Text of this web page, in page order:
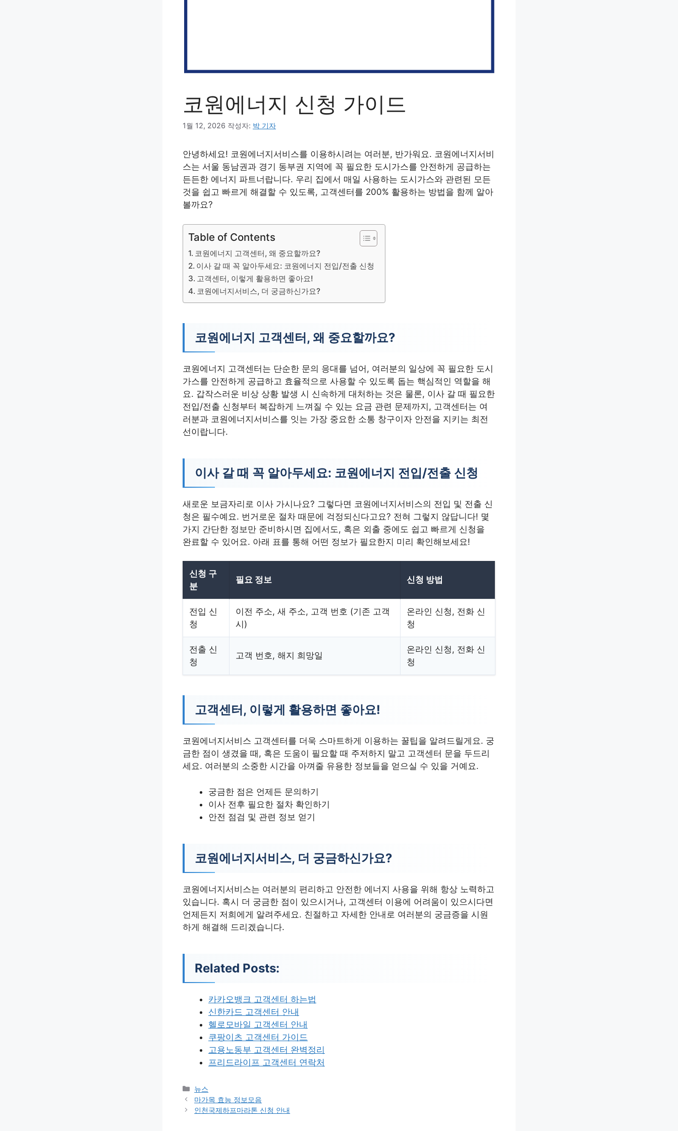
코원에너지 신청 가이드
1월 12, 2026 작성자: 박 기자
안녕하세요! 코원에너지서비스를 이용하시려는 여러분, 반가워요. 코원에너지서비
스는 서울 동남권과 경기 동부권 지역에 꼭 필요한 도시가스를 안전하게 공급하는
든든한 에너지 파트너랍니다. 우리 집에서 매일 사용하는 도시가스와 관련된 모든
것을 쉽고 빠르게 해결할 수 있도록, 고객센터를 200% 활용하는 방법을 함께 알아
볼까요?
Table of Contents
코원에너지 고객센터, 왜 중요할까요?
이사 갈 때 꼭 알아두세요: 코원에너지 전입/전출 신청
고객센터, 이렇게 활용하면 좋아요!
코원에너지서비스, 더 궁금하신가요?
코원에너지 고객센터, 왜 중요할까요?
코원에너지 고객센터는 단순한 문의 응대를 넘어, 여러분의 일상에 꼭 필요한 도시
가스를 안전하게 공급하고 효율적으로 사용할 수 있도록 돕는 핵심적인 역할을 해
요. 갑작스러운 비상 상황 발생 시 신속하게 대처하는 것은 물론, 이사 갈 때 필요한
전입/전출 신청부터 복잡하게 느껴질 수 있는 요금 관련 문제까지, 고객센터는 여
러분과 코원에너지서비스를 잇는 가장 중요한 소통 창구이자 안전을 지키는 최전
선이랍니다.
이사 갈 때 꼭 알아두세요: 코원에너지 전입/전출 신청
새로운 보금자리로 이사 가시나요? 그렇다면 코원에너지서비스의 전입 및 전출 신
청은 필수예요. 번거로운 절차 때문에 걱정되신다고요? 전혀 그렇지 않답니다! 몇
가지 간단한 정보만 준비하시면 집에서도, 혹은 외출 중에도 쉽고 빠르게 신청을
완료할 수 있어요. 아래 표를 통해 어떤 정보가 필요한지 미리 확인해보세요!
신청 구
분
필요 정보 신청 방법
전입 신
청
이전 주소, 새 주소, 고객 번호 (기존 고객
시)
온라인 신청, 전화 신
청
전출 신
청
고객 번호, 해지 희망일
온라인 신청, 전화 신
청
고객센터, 이렇게 활용하면 좋아요!
코원에너지서비스 고객센터를 더욱 스마트하게 이용하는 꿀팁을 알려드릴게요. 궁
금한 점이 생겼을 때, 혹은 도움이 필요할 때 주저하지 말고 고객센터 문을 두드리
세요. 여러분의 소중한 시간을 아껴줄 유용한 정보들을 얻으실 수 있을 거예요.
궁금한 점은 언제든 문의하기
이사 전후 필요한 절차 확인하기
안전 점검 및 관련 정보 얻기
코원에너지서비스, 더 궁금하신가요?
코원에너지서비스는 여러분의 편리하고 안전한 에너지 사용을 위해 항상 노력하고
있습니다. 혹시 더 궁금한 점이 있으시거나, 고객센터 이용에 어려움이 있으시다면
언제든지 저희에게 알려주세요. 친절하고 자세한 안내로 여러분의 궁금증을 시원
하게 해결해 드리겠습니다.
Related Posts:
카카오뱅크 고객센터 하는법
신한카드 고객센터 안내
헬로모바일 고객센터 안내
쿠팡이츠 고객센터 가이드
고용노동부 고객센터 완벽정리
프리드라이프 고객센터 연락처
카
테
고
뉴스
마가목 효능 정보모음
인천국제하프마라톤 신청 안내